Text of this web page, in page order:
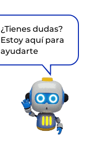
¿Tienes dudas?
Estoy aquí para
ayudarte